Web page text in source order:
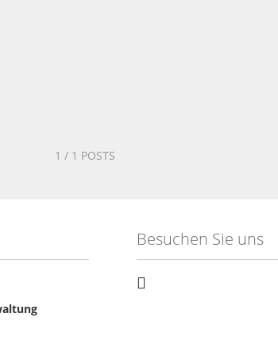
1 / 1 POSTS
Besuchen Sie uns